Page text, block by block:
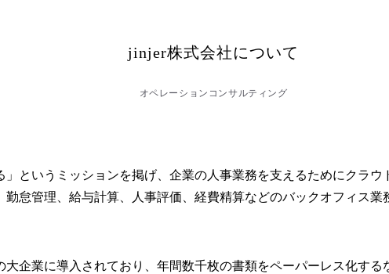
jinjer株式会社について
オペレーションコンサルティング
」というミッションを掲げ、企業の人事業務を支えるためにクラ
勤怠管理、給与計算、人事評価、経費精算などのバックオフィス
大企業に導入されており、年間数千枚の書類をペーパーレス化す